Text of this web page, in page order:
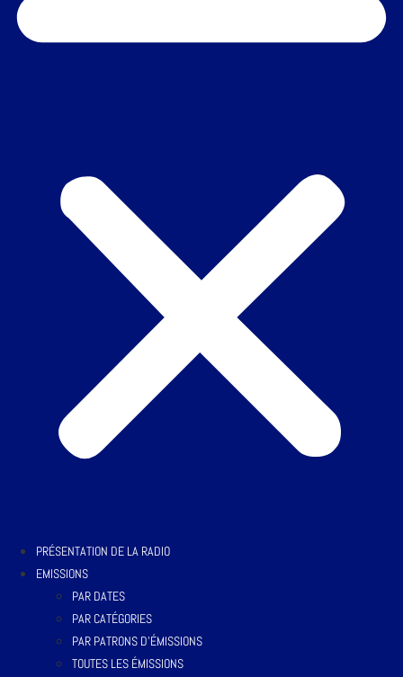
PRÉSENTATION DE LA RADIO
EMISSIONS
PAR DATES
PAR CATÉGORIES
PAR PATRONS D’ÉMISSIONS
TOUTES LES ÉMISSIONS